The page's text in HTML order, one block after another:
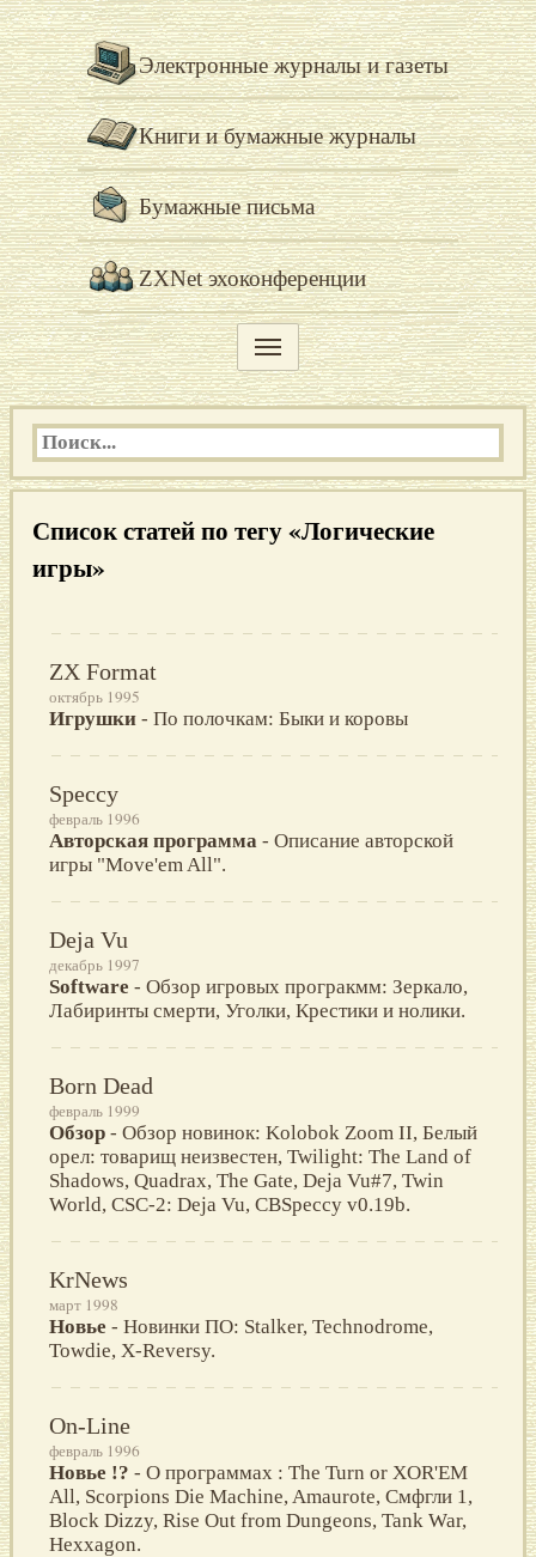
Электронные журналы и газеты
Книги и бумажные журналы
Бумажные письма
ZXNet эхоконференции
Список статей по тегу «Логические
игры»
ZX Format
октябрь 1995
Игрушки - По полочкам: Быки и коровы
Speccy
февраль 1996
Авторская программа - Описание авторской
игры "Move'em All".
Deja Vu
декабрь 1997
Software - Обзор игровых програкмм: Зеркало,
Лабиринты смерти, Уголки, Крестики и нолики.
Born Dead
февраль 1999
Обзор - Обзор новинок: Kolobok Zoom II, Белый
орел: товарищ неизвестен, Twilight: The Land of
Shadows, Quadrax, The Gate, Deja Vu#7, Twin
World, CSC-2: Deja Vu, CBSpeccy v0.19b.
KrNews
март 1998
Новье - Новинки ПО: Stalker, Technodrome,
Towdie, X-Reversy.
On-Line
февраль 1996
Новье !? - О программах : The Turn or XOR'EM
All, Scorpions Die Machine, Amaurote, Смфгли 1,
Block Dizzy, Rise Out from Dungeons, Tank War,
Hexxagon.